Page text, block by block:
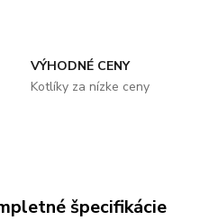
VÝHODNÉ CENY
Kotlíky za nízke ceny
špecifikácie